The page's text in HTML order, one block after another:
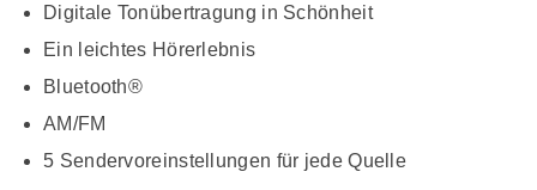
Digitale Tonübertragung in Schönheit
Ein leichtes Hörerlebnis
Bluetooth®
AM/FM
5 Sendervoreinstellungen für jede Quelle